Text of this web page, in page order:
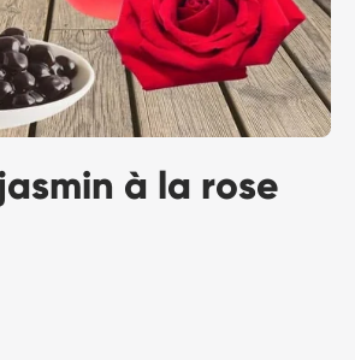
à la rose